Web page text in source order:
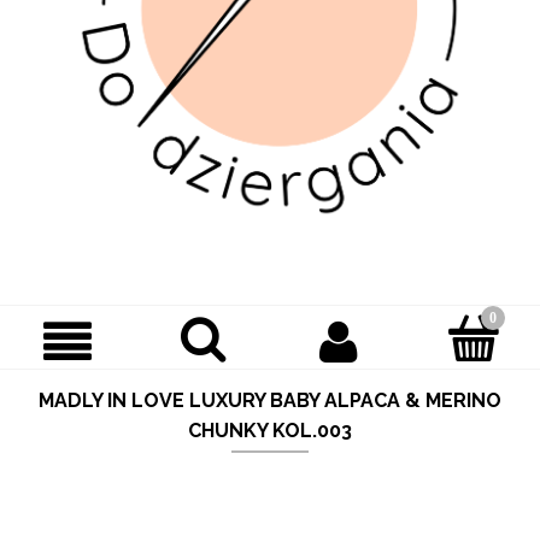
MADLY IN LOVE LUXURY BABY ALPACA & MERINO
CHUNKY KOL.003